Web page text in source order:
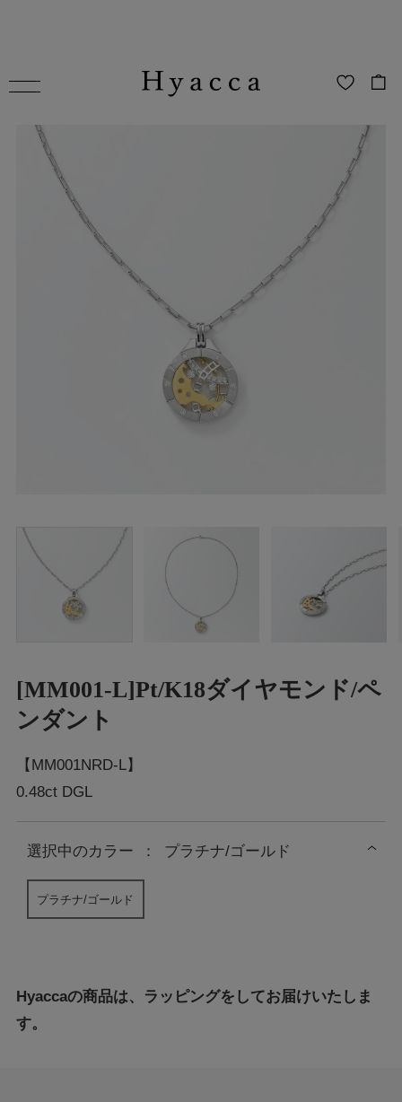
[MM001-L]Pt/K18ダイヤモンド/ペ
ンダント
【MM001NRD-L】
0.48ct DGL
選択中のカラー ： プラチナ/ゴールド
プラチナ/ゴールド
Hyaccaの商品は、ラッピングをしてお届けいたしま
す。